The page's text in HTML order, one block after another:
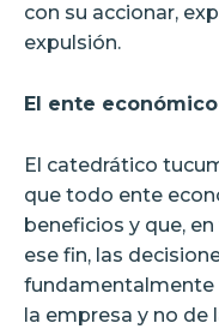
con su accionar,
expulsión.
El ente económico
El catedrático
que todo ente
beneficios y que,
ese fin, las
fundamentalmente
la empresa y no de